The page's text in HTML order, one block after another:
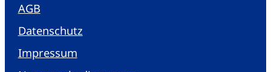
AGB
Datenschutz
Impressum